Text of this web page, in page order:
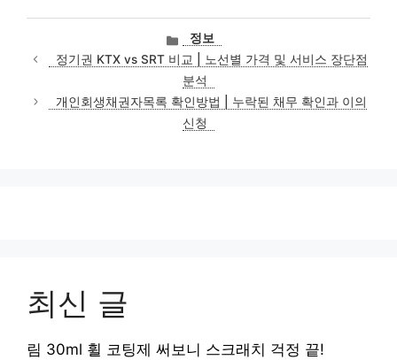
카
테
고
리
정보
정기권 KTX vs SRT 비교 | 노선별 가격 및 서비스 장단점
분석
개인회생채권자목록 확인방법 | 누락된 채무 확인과 이의
신청
최신 글
림 30ml 휠 코팅제 써보니 스크래치 걱정 끝!